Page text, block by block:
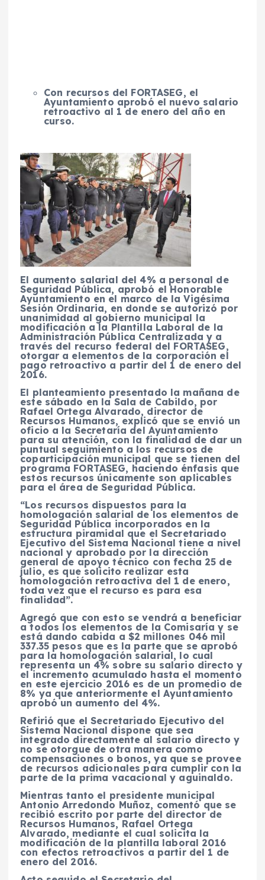
Con recursos del FORTASEG, el
Ayuntamiento aprobó el nuevo salario
retroactivo al 1 de enero del año en
curso.
El aumento salarial del 4% a personal de
Seguridad Pública, aprobó el Honorable
Ayuntamiento en el marco de la Vigésima
Sesión Ordinaria, en donde se autorizó por
unanimidad al gobierno municipal la
modificación a la Plantilla Laboral de la
Administración Pública Centralizada y a
través del recurso federal del FORTASEG,
otorgar a elementos de la corporación el
pago retroactivo a partir del 1 de enero del
2016.
El planteamiento presentado la mañana de
este sábado en la Sala de Cabildo, por
Rafael Ortega Alvarado, director de
Recursos Humanos, explicó que se envió un
oficio a la Secretaría del Ayuntamiento
para su atención, con la finalidad de dar un
puntual seguimiento a los recursos de
coparticipación municipal que se tienen del
programa FORTASEG, haciendo énfasis que
estos recursos únicamente son aplicables
para el área de Seguridad Pública.
“Los recursos dispuestos para la
homologación salarial de los elementos de
Seguridad Pública incorporados en la
estructura piramidal que el Secretariado
Ejecutivo del Sistema Nacional tiene a nivel
nacional y aprobado por la dirección
general de apoyo técnico con fecha 25 de
julio, es que solicito realizar esta
homologación retroactiva del 1 de enero,
toda vez que el recurso es para esa
finalidad”.
Agregó que con esto se vendrá a beneficiar
a todos los elementos de la Comisaría y se
está dando cabida a $2 millones 046 mil
337.35 pesos que es la parte que se aprobó
para la homologación salarial, lo cual
representa un 4% sobre su salario directo y
el incremento acumulado hasta el momento
en este ejercicio 2016 es de un promedio de
8% ya que anteriormente el Ayuntamiento
aprobó un aumento del 4%.
Refirió que el Secretariado Ejecutivo del
Sistema Nacional dispone que sea
integrado directamente al salario directo y
no se otorgue de otra manera como
compensaciones o bonos, ya que se provee
de recursos adicionales para cumplir con la
parte de la prima vacacional y aguinaldo.
Mientras tanto el presidente municipal
Antonio Arredondo Muñoz, comentó que se
recibió escrito por parte del director de
Recursos Humanos, Rafael Ortega
Alvarado, mediante el cual solicita la
modificación de la plantilla laboral 2016
con efectos retroactivos a partir del 1 de
enero del 2016.